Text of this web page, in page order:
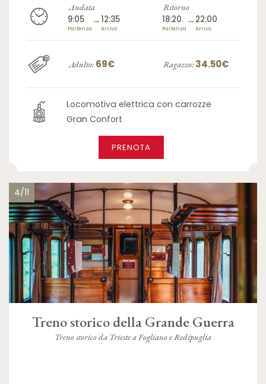
Andata
9:05
Partenza
→12:35
Arrivo
Ritorno
18:20
Partenza
→ 22:00
Arrivo
Adulto: 69€ Ragazzo: 34.50€
Locomotiva elettrica con carrozze
Gran Confort
PRENOTA
4/11
Treno storico della Grande Guerra
Treno storico da Trieste a Fogliano e Redipuglia